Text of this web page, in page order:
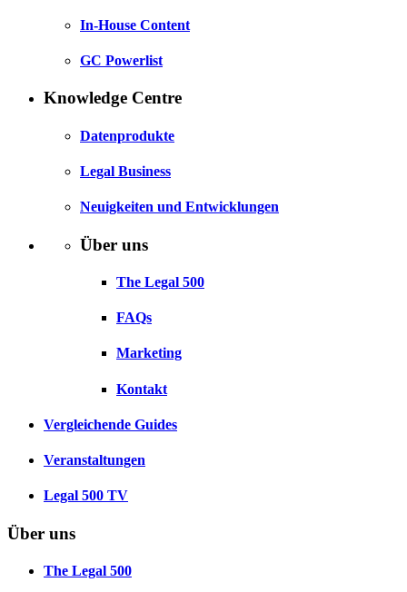
In-House Content
GC Powerlist
Knowledge Centre
Datenprodukte
Legal Business
Neuigkeiten und Entwicklungen
Über uns
The Legal 500
FAQs
Marketing
Kontakt
Vergleichende Guides
Veranstaltungen
Legal 500 TV
Über uns
The Legal 500